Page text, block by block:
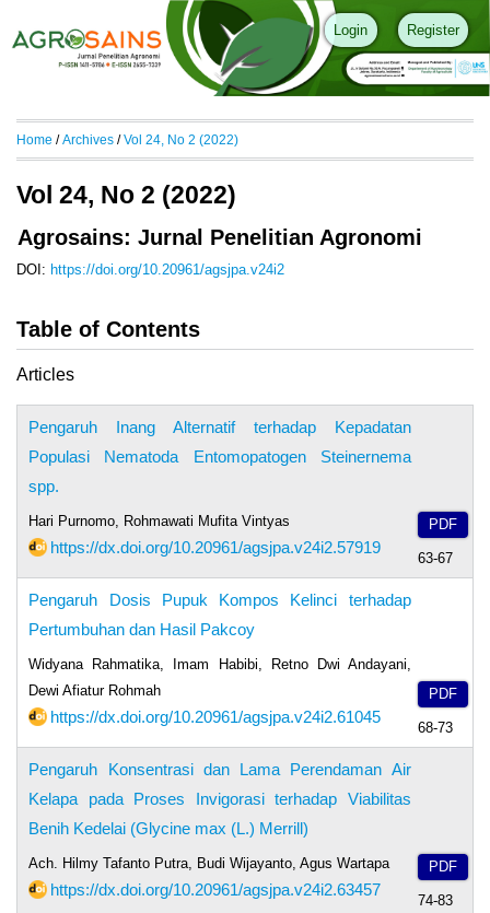
Login Register
Home / Archives /Vol 24, No 2 (2022)
Vol 24, No 2 (2022)
Agrosains: Jurnal Penelitian Agronomi
DOI: https://doi.org/10.20961/agsjpa.v24i2
Table of Contents
Articles
Pengaruh Inang Alternatif terhadap Kepadatan
Populasi Nematoda Entomopatogen Steinernema
spp.
Hari Purnomo, Rohmawati Mufita Vintyas
https://dx.doi.org/10.20961/agsjpa.v24i2.57919
PDF
63-67
Pengaruh Dosis Pupuk Kompos Kelinci terhadap
Pertumbuhan dan Hasil Pakcoy
Widyana Rahmatika, Imam Habibi, Retno Dwi Andayani,
Dewi Afiatur Rohmah
https://dx.doi.org/10.20961/agsjpa.v24i2.61045
PDF
68-73
Pengaruh Konsentrasi dan Lama Perendaman Air
Kelapa pada Proses Invigorasi terhadap Viabilitas
Benih Kedelai (Glycine max (L.) Merrill)
Ach. Hilmy Tafanto Putra, Budi Wijayanto, Agus Wartapa
https://dx.doi.org/10.20961/agsjpa.v24i2.63457
PDF
74-83